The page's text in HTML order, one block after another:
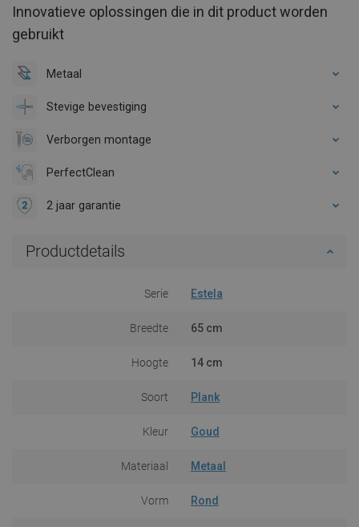
Innovatieve oplossingen die in dit product worden
gebruikt
Metaal
Stevige bevestiging
Verborgen montage
PerfectClean
2 jaar garantie
Productdetails
Serie Estela
Breedte 65 cm
Hoogte 14 cm
Soort Plank
Kleur Goud
Materiaal Metaal
Vorm Rond